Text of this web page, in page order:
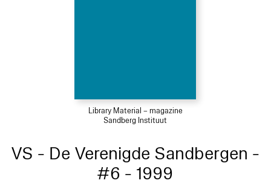
Library Material – magazine
Sandberg Instituut
VS - De Verenigde Sandbergen -
#6 - 1999